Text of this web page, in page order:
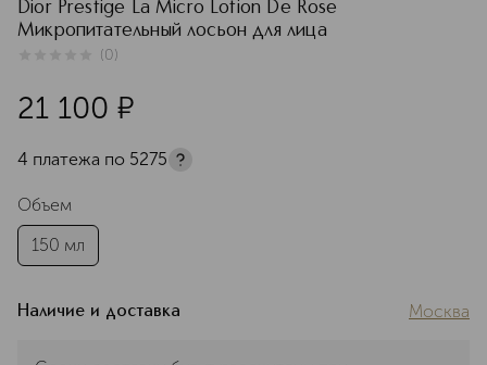
Dior Prestige La Micro Lotion De Rose
Микропитательный лосьон для лица
(0)
21 100 ¤
4 платежа по 5275
Объем
150 мл
Наличие и доставка Москва